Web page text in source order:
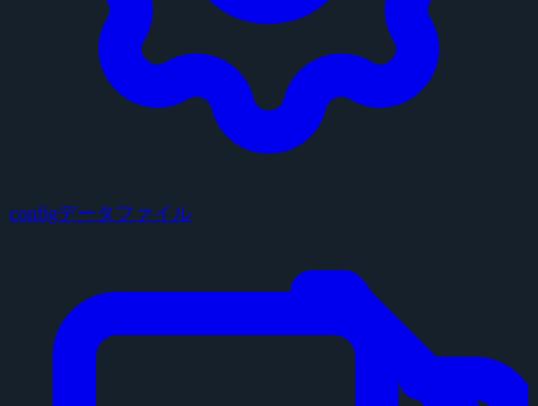
configデータファイル